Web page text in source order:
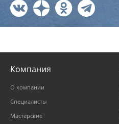
Компания
О компании
Специалисты
Мастерские